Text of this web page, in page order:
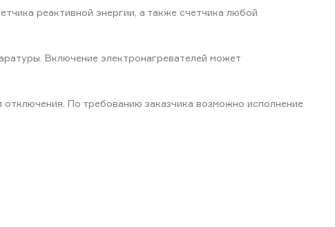
реактивной энергии, а также счетчика любой
Включение электронагревателей может
По требованию заказчика возможно исполнение